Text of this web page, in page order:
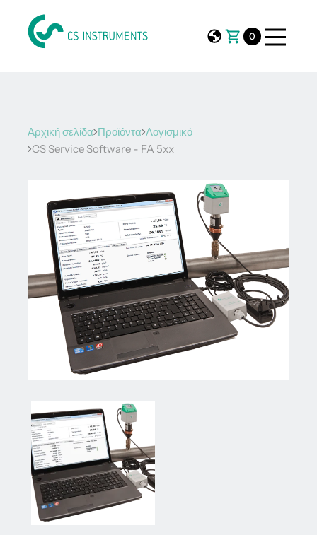
0
Αρχική σελίδα Προϊόντα Λογισμικό
CS Service Software - FA 5xx